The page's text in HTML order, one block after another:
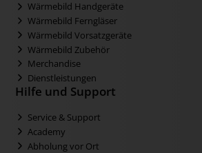
Wärmebild Handgeräte
Wärmebild Ferngläser
Wärmebild Vorsatzgeräte
Wärmebild Zubehör
Merchandise
Dienstleistungen
Hilfe und Support
Service & Support
Academy
Abholung vor Ort